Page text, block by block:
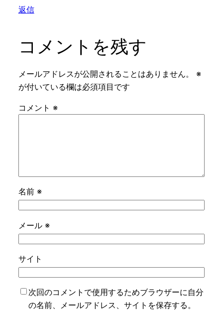
返信
コメントを残す
メールアドレスが公開されることはありません。
※
が付いている欄は必須項目です
コメント ※
名前 ※
メール ※
サイト
次回のコメントで使用するためブラウザーに自分
の名前、メールアドレス、サイトを保存する。